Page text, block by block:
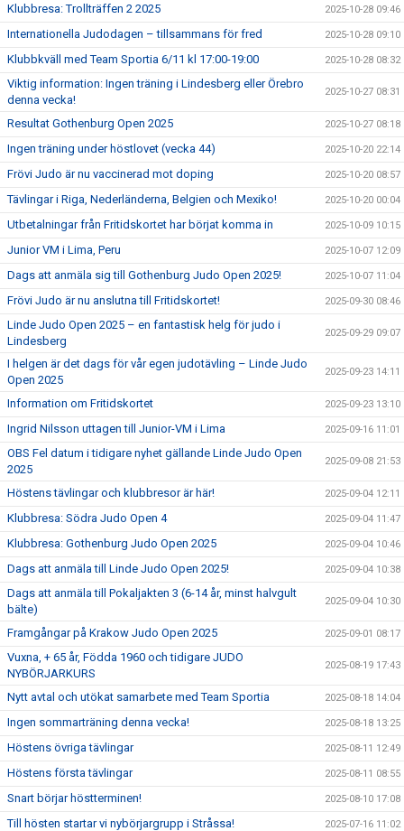
Klubbresa: Trollträffen 2 2025 2025-10-28 09:46
Internationella Judodagen – tillsammans för fred 2025-10-28 09:10
Klubbkväll med Team Sportia 6/11 kl 17:00-19:00 2025-10-28 08:32
Viktig information: Ingen träning i Lindesberg eller Örebro
denna vecka!
2025-10-27 08:31
Resultat Gothenburg Open 2025 2025-10-27 08:18
Ingen träning under höstlovet (vecka 44) 2025-10-20 22:14
Frövi Judo är nu vaccinerad mot doping 2025-10-20 08:57
Tävlingar i Riga, Nederländerna, Belgien och Mexiko! 2025-10-20 00:04
Utbetalningar från Fritidskortet har börjat komma in 2025-10-09 10:15
Junior VM i Lima, Peru 2025-10-07 12:09
Dags att anmäla sig till Gothenburg Judo Open 2025! 2025-10-07 11:04
Frövi Judo är nu anslutna till Fritidskortet! 2025-09-30 08:46
Linde Judo Open 2025 – en fantastisk helg för judo i
Lindesberg
2025-09-29 09:07
I helgen är det dags för vår egen judotävling – Linde Judo
Open 2025
2025-09-23 14:11
Information om Fritidskortet 2025-09-23 13:10
Ingrid Nilsson uttagen till Junior-VM i Lima 2025-09-16 11:01
OBS Fel datum i tidigare nyhet gällande Linde Judo Open
2025
2025-09-08 21:53
Höstens tävlingar och klubbresor är här! 2025-09-04 12:11
Klubbresa: Södra Judo Open 4 2025-09-04 11:47
Klubbresa: Gothenburg Judo Open 2025 2025-09-04 10:46
Dags att anmäla till Linde Judo Open 2025! 2025-09-04 10:38
Dags att anmäla till Pokaljakten 3 (6-14 år, minst halvgult
bälte)
2025-09-04 10:30
Framgångar på Krakow Judo Open 2025 2025-09-01 08:17
Vuxna, + 65 år, Födda 1960 och tidigare JUDO
NYBÖRJARKURS
2025-08-19 17:43
Nytt avtal och utökat samarbete med Team Sportia 2025-08-18 14:04
Ingen sommarträning denna vecka! 2025-08-18 13:25
Höstens övriga tävlingar 2025-08-11 12:49
Höstens första tävlingar 2025-08-11 08:55
Snart börjar höstterminen! 2025-08-10 17:08
Till hösten startar vi nybörjargrupp i Stråssa! 2025-07-16 11:02